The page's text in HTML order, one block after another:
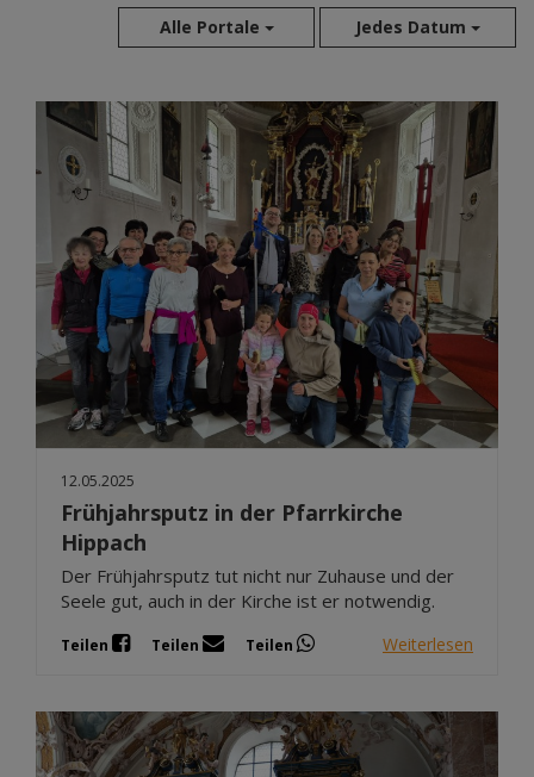
Alle Portale Jedes Datum
Aug 2026
Jul 2026
Jun 2026
Mai 2026
Apr 2026
Mär 2026
Feb 2026
Jan 2026
Dez 2025
Nov 2025
Okt 2025
Sep 2025
12.05.2025
Frühjahrsputz in der Pfarrkirche
Hippach
Der Frühjahrsputz tut nicht nur Zuhause und der
Seele gut, auch in der Kirche ist er notwendig.
Teilen Teilen Teilen Weiterlesen